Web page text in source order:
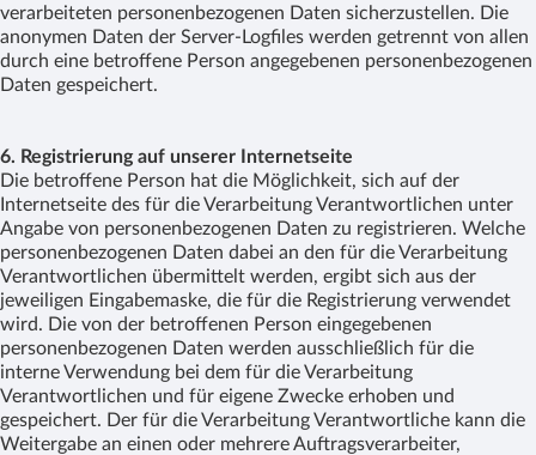
verarbeiteten personenbezogenen Daten sicherzustellen. Die
anonymen Daten der Server-Logfiles werden getrennt von allen
durch eine betroffene Person angegebenen personenbezogenen
Daten gespeichert.
6. Registrierung auf unserer Internetseite
Die betroffene Person hat die Möglichkeit, sich auf der
Internetseite des für die Verarbeitung Verantwortlichen unter
Angabe von personenbezogenen Daten zu registrieren. Welche
personenbezogenen Daten dabei an den für die Verarbeitung
Verantwortlichen übermittelt werden, ergibt sich aus der
jeweiligen Eingabemaske, die für die Registrierung verwendet
wird. Die von der betroffenen Person eingegebenen
personenbezogenen Daten werden ausschließlich für die
interne Verwendung bei dem für die Verarbeitung
Verantwortlichen und für eigene Zwecke erhoben und
gespeichert. Der für die Verarbeitung Verantwortliche kann die
Weitergabe an einen oder mehrere Auftragsverarbeiter,